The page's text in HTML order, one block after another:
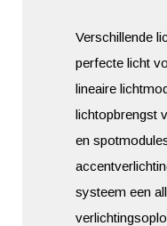
Verschillende
perfecte licht
lineaire
lichtopbrengst
en
systeem een